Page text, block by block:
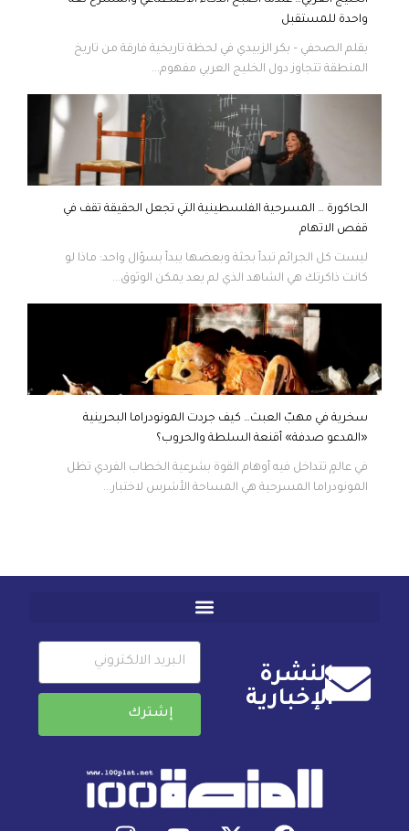
واحدة للمستقبل
بقلم الصحفي – بكر الزبيدي في لحظة تاريخية فارقة من تاريخ
المنطقة تتجاوز دول الخليج العربي مفهوم...
الحاكورة … المسرحية الفلسطينية التي تجعل الحقيقة تقف في
قفص الاتهام
ليست كل الجرائم تبدأ بجثة وبعضها يبدأ بسؤال واحد: ماذا لو
كانت ذاكرتك هي الشاهد الذي لم يعد يمكن الوثوق...
سخرية في مهبّ العبث… كيف جردت المونودراما البحرينية
«المدعو صدفة» أقنعة السلطة والحروب؟
في عالمٍ تتداخل فيه أوهام القوة بشرعية الخطاب الفردي تظل
المونودراما المسرحية هي المساحة الأشرس لاختبار...
النشرة
الإخبارية
إشترك